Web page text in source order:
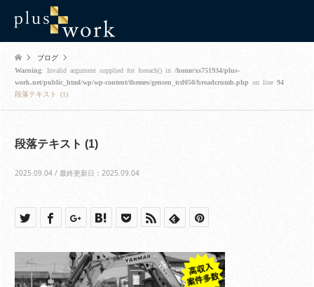
ブログ
Warning: Invalid argument supplied for foreach() in /home/xs751934/plus-
work.net/public_html/wp/wp-content/themes/gensen_tcd050/breadcrumb.php on line 94
段落テキスト (1)
段落テキスト (1)
2025.09.04 / 最終更新日：2025.09.04